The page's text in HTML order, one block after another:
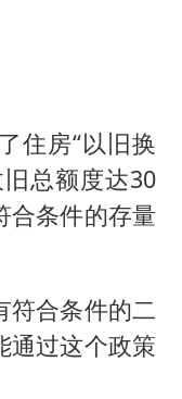
住房“以旧换
总额度达30
合条件的存量
符合条件的二
通过这个政策